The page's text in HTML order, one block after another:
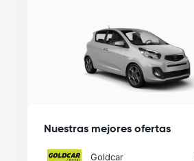
Nuestras mejores ofertas
Goldcar